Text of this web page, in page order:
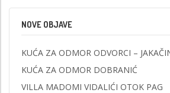
NOVE OBJAVE
KUĆA ZA ODMOR ODVORCI –
KUĆA ZA ODMOR DOBRANIĆ
VILLA MADOMI VIDALIĆI OTOK PAG